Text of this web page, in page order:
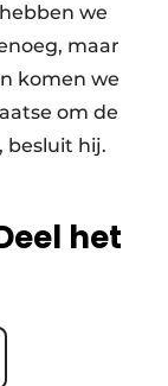
we
maar
komen we
om de
besluit hij.
het